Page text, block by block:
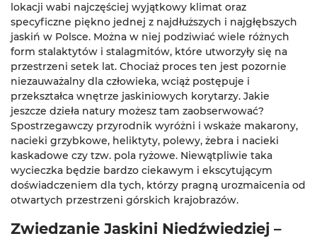
lokacji wabi najczęściej wyjątkowy klimat oraz
specyficzne piękno jednej z najdłuższych i najgłębszych
jaskiń w Polsce. Można w niej podziwiać wiele różnych
form stalaktytów i stalagmitów, które utworzyły się na
przestrzeni setek lat. Chociaż proces ten jest pozornie
niezauważalny dla człowieka, wciąż postępuje i
przekształca wnętrze jaskiniowych korytarzy. Jakie
jeszcze dzieła natury możesz tam zaobserwować?
Spostrzegawczy przyrodnik wyróżni i wskaże makarony,
nacieki grzybkowe, heliktyty, polewy, żebra i nacieki
kaskadowe czy tzw. pola ryżowe. Niewątpliwie taka
wycieczka będzie bardzo ciekawym i ekscytującym
doświadczeniem dla tych, którzy pragną urozmaicenia od
otwartych przestrzeni górskich krajobrazów.
Zwiedzanie Jaskini Niedźwiedziej –